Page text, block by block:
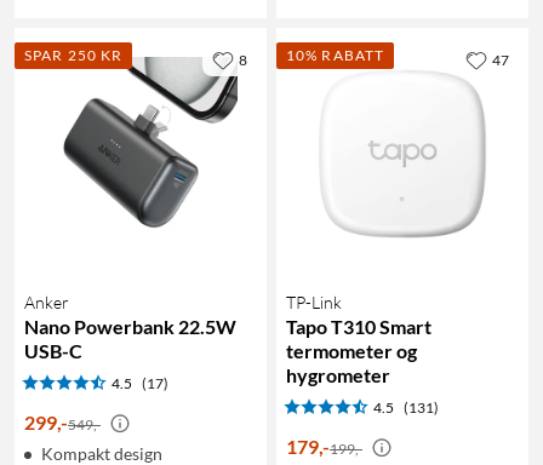
SPAR 250 KR
Anker
Nano Powerbank 22.5W
USB-C
4.5 (17)
299,-549,-
Kompakt design
8 10% RABATT
TP-Link
Tapo T310 Smart
termometer og
hygrometer
4.5 (131)
179,-199,-
47